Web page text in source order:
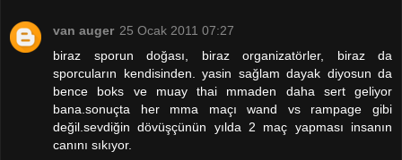
van auger 25 Ocak 2011 07:27
biraz sporun doğası, biraz organizatörler, biraz da
sporcuların kendisinden. yasin sağlam dayak diyosun da
bence boks ve muay thai mmaden daha sert geliyor
bana.sonuçta her mma maçı wand vs rampage gibi
değil.sevdiğin dövüşçünün yılda 2 maç yapması insanın
canını sıkıyor.